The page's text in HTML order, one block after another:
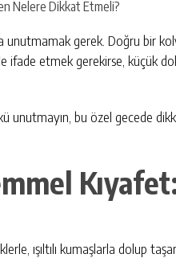
unutmamak gerek. Doğru bir
ifade etmek gerekirse, küçük
unutmayın, bu özel gecede
ışıltılı kumaşlarla dolup